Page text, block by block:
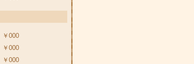
￥000
￥000
￥000